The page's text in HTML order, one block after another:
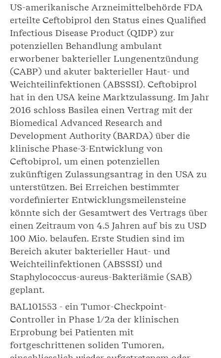
US-amerikanische Arzneimittelbehörde FDA
erteilte Ceftobiprol den Status eines Qualified
Infectious Disease Product (QIDP) zur
potenziellen Behandlung ambulant
erworbener bakterieller Lungenentzündung
(CABP) und akuter bakterieller Haut- und
Weichteilinfektionen (ABSSSI). Ceftobiprol
hat in den USA keine Marktzulassung. Im Jahr
2016 schloss Basilea einen Vertrag mit der
Biomedical Advanced Research and
Development Authority (BARDA) über die
klinische Phase-3-Entwicklung von
Ceftobiprol, um einen potenziellen
zukünftigen Zulassungsantrag in den USA zu
unterstützen. Bei Erreichen bestimmter
vordefinierter Entwicklungsmeilensteine
könnte sich der Gesamtwert des Vertrags über
einen Zeitraum von 4.5 Jahren auf bis zu USD
100 Mio. belaufen. Erste Studien sind im
Bereich akuter bakterieller Haut- und
Weichteilinfektionen (ABSSSI) und
Staphylococcus-aureus-Bakteriämie (SAB)
geplant.
BAL101553 - ein Tumor-Checkpoint-
Controller in Phase 1/2a der klinischen
Erprobung bei Patienten mit
fortgeschrittenen soliden Tumoren,